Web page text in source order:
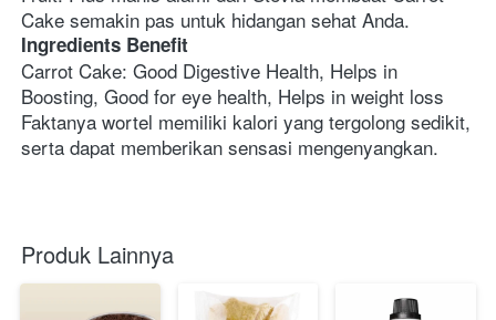
Cake semakin pas untuk hidangan sehat Anda.
Ingredients Benefit
Carrot Cake: Good Digestive Health, Helps in
Boosting, Good for eye health, Helps in weight loss
Faktanya wortel memiliki kalori yang tergolong sedikit,
serta dapat memberikan sensasi mengenyangkan.
Produk Lainnya